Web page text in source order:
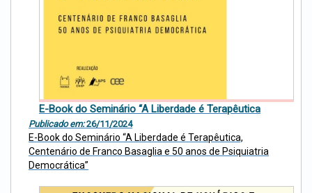
E-Book do Seminário “A Liberdade é Terapêutica
Publicado em:26/11/2024
E-Book do Seminário “A Liberdade é Terapêutica,
Centenário de Franco Basaglia e 50 anos de Psiquiatria
Democrática”